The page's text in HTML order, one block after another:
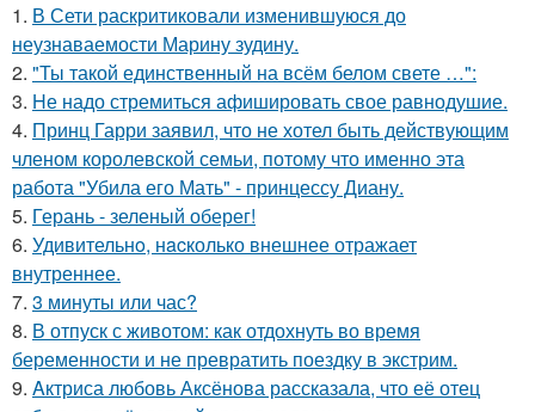
1. В Сети раскритиковали изменившуюся до
неузнаваемости Марину зудину.
2. "Ты такой единственный на всём белом свете …":
3. Hе надо стремиться афишировать свое равнодушие.
4. Принц Гарри заявил, что не хотел быть действующим
членом королевской семьи, потому что именно эта
работа "Убила его Мать" - принцессу Диану.
5. Герань - зеленый оберег!
6. Удивительнo, нacколько внешнее отражает
внутреннее.
7. 3 минуты или час?
8. В отпуск с животом: как отдохнуть во время
беременности и не превратить поездку в экстрим.
9. Aктриса любовь Аксёнова рассказала, что её отец